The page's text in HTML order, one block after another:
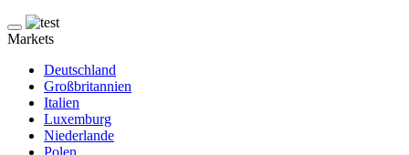
Markets
Deutschland
Großbritannien
Italien
Luxemburg
Niederlande
Polen